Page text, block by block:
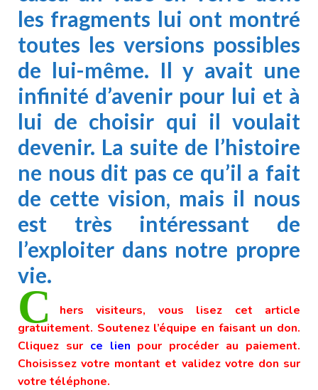
les fragments lui ont montré
toutes les versions possibles
de lui-même. Il y avait une
infinité d’avenir pour lui et à
lui de choisir qui il voulait
devenir. La suite de l’histoire
ne nous dit pas ce qu’il a fait
de cette vision, mais il nous
est très intéressant de
l’exploiter dans notre propre
vie.
C
hers visiteurs, vous lisez cet article
gratuitement. Soutenez l’équipe en faisant un don.
Cliquez sur ce lien pour procéder au paiement.
Choisissez votre montant et validez votre don sur
votre téléphone.